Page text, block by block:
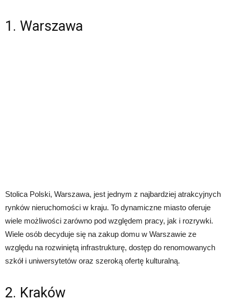
1. Warszawa
Stolica Polski, Warszawa, jest jednym z najbardziej atrakcyjnych
rynków nieruchomości w kraju. To dynamiczne miasto oferuje
wiele możliwości zarówno pod względem pracy, jak i rozrywki.
Wiele osób decyduje się na zakup domu w Warszawie ze
względu na rozwiniętą infrastrukturę, dostęp do renomowanych
szkół i uniwersytetów oraz szeroką ofertę kulturalną.
2. Kraków